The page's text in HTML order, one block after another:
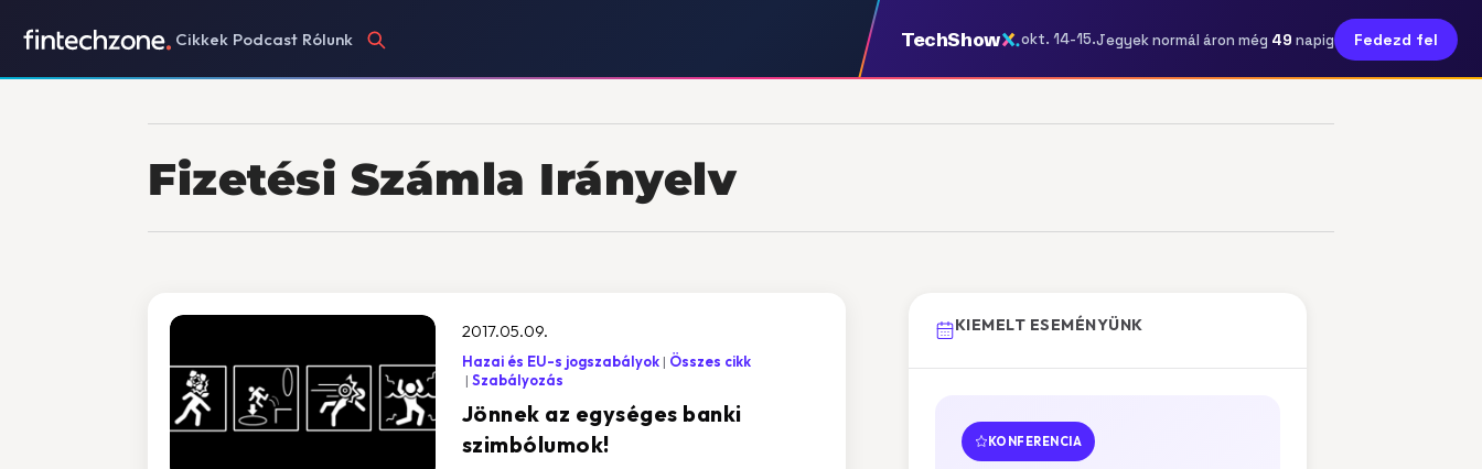
Cikkek Podcast Rólunk TechShow okt. 14-15.Jegyek normál áron még 49 napig Fedezd fel
Fizetési Számla Irányelv
Jönnek az egységes banki
szimbólumok!
2017.05.09.
Hazai és EU-s jogszabályok
Összes cikk
Szabályozás
KIEMELT ESEMÉNYÜNK
KONFERENCIA